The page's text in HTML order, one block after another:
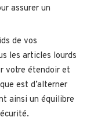
assurer un
de vos
les articles lourds
votre étendoir et
est d’alterner
ainsi un équilibre